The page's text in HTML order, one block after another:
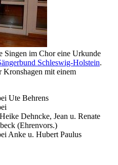
Singen im Chor eine Urkunde
Schleswig-Holstein.
Kronshagen mit einem
Ute Behrens
Dehncke, Jean u. Renate
(Ehrenvors.)
Anke u. Hubert Paulus